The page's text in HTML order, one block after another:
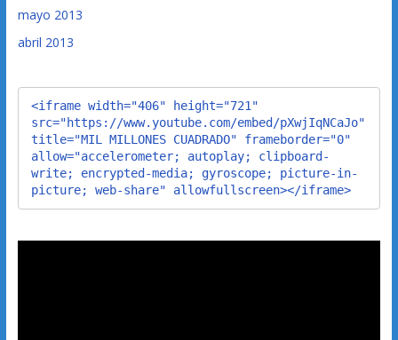
mayo 2013
abril 2013
<iframe width="406" height="721"
src="https://www.youtube.com/embed/pXwjIqNCaJo"
title="MIL MILLONES CUADRADO" frameborder="0"
allow="accelerometer; autoplay; clipboard-
write; encrypted-media; gyroscope; picture-in-
picture; web-share" allowfullscreen></iframe>